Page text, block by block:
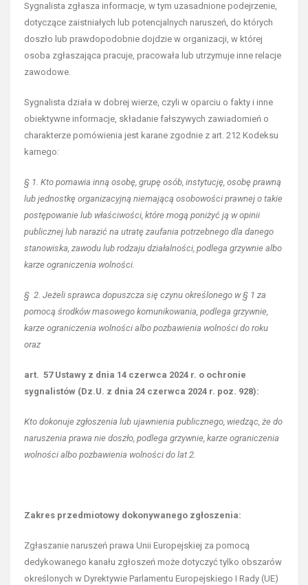
Sygnalista zgłasza informacje, w tym uzasadnione podejrzenie,
dotyczące zaistniałych lub potencjalnych naruszeń, do których
doszło lub prawdopodobnie dojdzie w organizacji, w której
osoba zgłaszająca pracuje, pracowała lub utrzymuje inne relacje
zawodowe.
Sygnalista działa w dobrej wierze, czyli w oparciu o fakty i inne
obiektywne informacje, składanie fałszywych zawiadomień o
charakterze pomówienia jest karane zgodnie z art. 212 Kodeksu
karnego:
§ 1. Kto pomawia inną osobę, grupę osób, instytucję, osobę prawną
lub jednostkę organizacyjną niemającą osobowości prawnej o takie
postępowanie lub właściwości, które mogą poniżyć ją w opinii
publicznej lub narazić na utratę zaufania potrzebnego dla danego
stanowiska, zawodu lub rodzaju działalności, podlega grzywnie albo
karze ograniczenia wolności.
§ 2. Jeżeli sprawca dopuszcza się czynu określonego w § 1 za
pomocą środków masowego komunikowania, podlega grzywnie,
karze ograniczenia wolności albo pozbawienia wolności do roku
oraz
art. 57 Ustawy z dnia 14 czerwca 2024 r. o ochronie
sygnalistów (Dz.U. z dnia 24 czerwca 2024 r. poz. 928):
Kto dokonuje zgłoszenia lub ujawnienia publicznego, wiedząc, że do
naruszenia prawa nie doszło, podlega grzywnie, karze ograniczenia
wolności albo pozbawienia wolności do lat 2.
Zakres przedmiotowy dokonywanego zgłoszenia:
Zgłaszanie naruszeń prawa Unii Europejskiej za pomocą
dedykowanego kanału zgłoszeń może dotyczyć tylko obszarów
określonych w Dyrektywie Parlamentu Europejskiego I Rady (UE)